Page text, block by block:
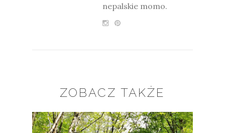
nepalskie momo.
ZOBACZ TAKŻE